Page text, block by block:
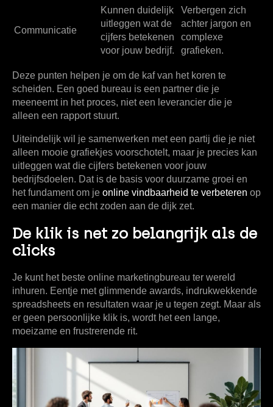
Communicatie
Kunnen duidelijk
uitleggen wat de
cijfers betekenen
voor jouw bedrijf.
Verbergen zich
achter jargon en
complexe
grafieken.
Deze punten helpen je om de kaf van het koren te
scheiden. Een goed bureau is een partner die je
meeneemt in het proces, niet een leverancier die je
alleen een rapport stuurt.
Uiteindelijk wil je samenwerken met een partij die je niet
alleen mooie grafiekjes voorschotelt, maar je precies kan
uitleggen wat die cijfers betekenen voor jouw
bedrijfsdoelen. Dat is de basis voor duurzame groei en
het fundament om je online vindbaarheid te verbeteren op
een manier die echt zoden aan de dijk zet.
De klik is net zo belangrijk als de
clicks
Je kunt het beste online marketingbureau ter wereld
inhuren. Eentje met glimmende awards, indrukwekkende
spreadsheets en resultaten waar je u tegen zegt. Maar als
er geen persoonlijke klik is, wordt het een lange,
moeizame en frustrerende rit.